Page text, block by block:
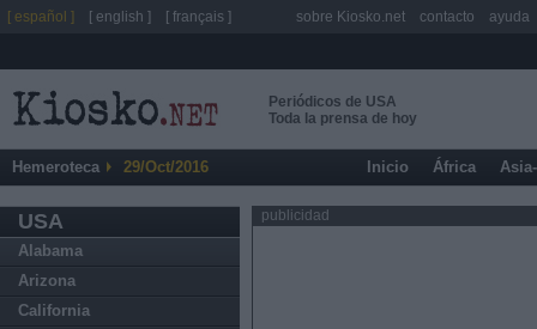
Periódicos de USA
Toda la prensa de hoy
Hemeroteca 29/Oct/2016 Inicio África
USA
Alabama
Arizona
California
publicidad
[ español ] [ english ] [ français ] sobre Kiosko.net contacto ayuda